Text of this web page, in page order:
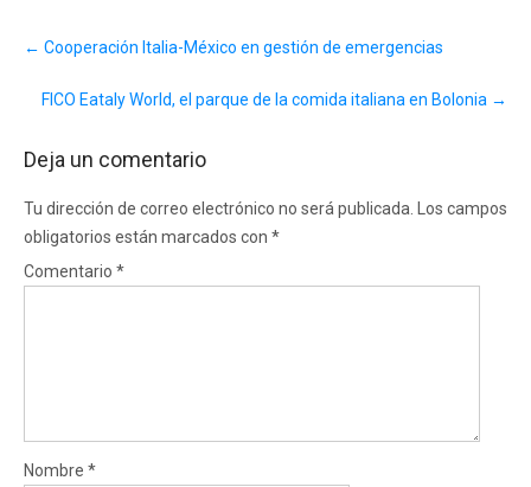
navigation
← Cooperación Italia-México en gestión de emergencias
FICO Eataly World, el parque de la comida italiana en Bolonia →
Deja un comentario
Tu dirección de correo electrónico no será publicada.
Los campos
obligatorios están marcados con *
Comentario *
Nombre *